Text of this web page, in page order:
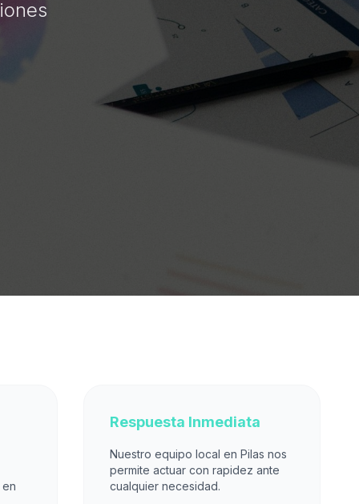
Respuesta Inmediata
Nuestro equipo local en Pilas nos
permite actuar con rapidez ante
cualquier necesidad.